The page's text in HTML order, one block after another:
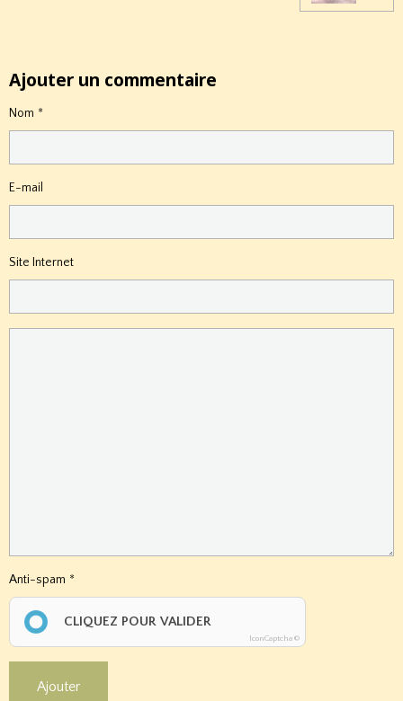
Ajouter un commentaire
Nom
E-mail
Site Internet
Anti-spam
CLIQUEZ POUR VALIDER
IconCaptcha ©
Ajouter